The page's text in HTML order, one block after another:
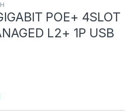
POE+ 4SLOT
L2+ 1P USB